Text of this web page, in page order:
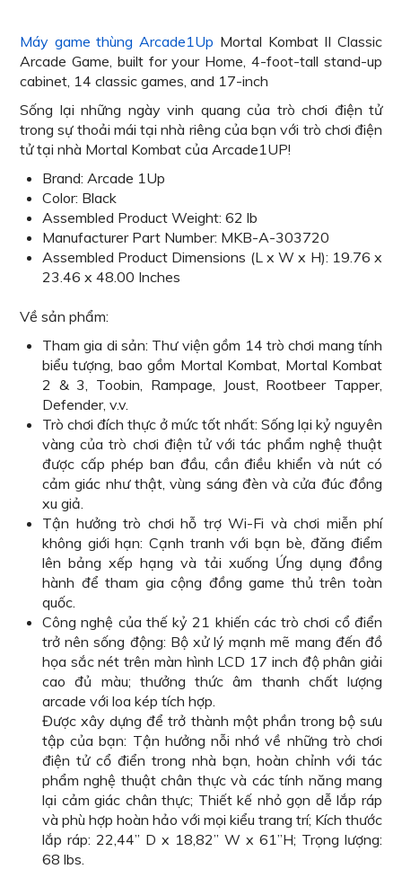
Máy game thùng Arcade1Up Mortal Kombat II Classic
Arcade Game, built for your Home, 4-foot-tall stand-up
cabinet, 14 classic games, and 17-inch
Sống lại những ngày vinh quang của trò chơi điện tử
trong sự thoải mái tại nhà riêng của bạn với trò chơi điện
tử tại nhà Mortal Kombat của Arcade1UP!
Brand: Arcade 1Up
Color: Black
Assembled Product Weight: 62 lb
Manufacturer Part Number: MKB-A-303720
Assembled Product Dimensions (L x W x H): 19.76 x
23.46 x 48.00 Inches
Về sản phẩm:
Tham gia di sản: Thư viện gồm 14 trò chơi mang tính
biểu tượng, bao gồm Mortal Kombat, Mortal Kombat
2 & 3, Toobin, Rampage, Joust, Rootbeer Tapper,
Defender, v.v.
Trò chơi đích thực ở mức tốt nhất: Sống lại kỷ nguyên
vàng của trò chơi điện tử với tác phẩm nghệ thuật
được cấp phép ban đầu, cần điều khiển và nút có
cảm giác như thật, vùng sáng đèn và cửa đúc đồng
xu giả.
Tận hưởng trò chơi hỗ trợ Wi-Fi và chơi miễn phí
không giới hạn: Cạnh tranh với bạn bè, đăng điểm
lên bảng xếp hạng và tải xuống Ứng dụng đồng
hành để tham gia cộng đồng game thủ trên toàn
quốc.
Công nghệ của thế kỷ 21 khiến các trò chơi cổ điển
trở nên sống động: Bộ xử lý mạnh mẽ mang đến đồ
họa sắc nét trên màn hình LCD 17 inch độ phân giải
cao đủ màu; thưởng thức âm thanh chất lượng
arcade với loa kép tích hợp.
Được xây dựng để trở thành một phần trong bộ sưu
tập của bạn: Tận hưởng nỗi nhớ về những trò chơi
điện tử cổ điển trong nhà bạn, hoàn chỉnh với tác
phẩm nghệ thuật chân thực và các tính năng mang
lại cảm giác chân thực; Thiết kế nhỏ gọn dễ lắp ráp
và phù hợp hoàn hảo với mọi kiểu trang trí; Kích thước
lắp ráp: 22,44” D x 18,82” W x 61”H; Trọng lượng:
68 lbs.